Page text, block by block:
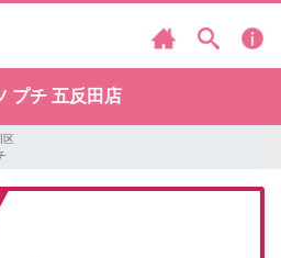
プチ 五反田店
区